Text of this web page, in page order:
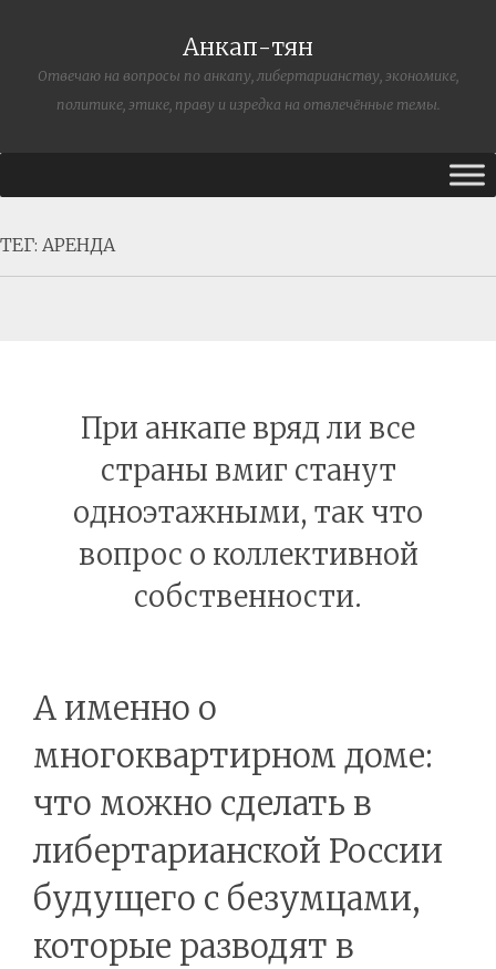
Анкап-тян
Отвечаю на вопросы по анкапу, либертарианству, экономике,
политике, этике, праву и изредка на отвлечённые темы.
ТЕГ: АРЕНДА
При анкапе вряд ли все
страны вмиг станут
одноэтажными, так что
вопрос о коллективной
собственности.
А именно о
многоквартирном доме:
что можно сделать в
либертарианской России
будущего с безумцами,
которые разводят в